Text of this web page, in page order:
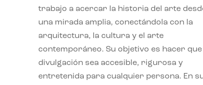
trabajo a acercar la historia del arte
una mirada amplia, conectándola con la
arquitectura, la cultura y el arte
contemporáneo. Su objetivo es hacer que
divulgación sea accesible, rigurosa y
entretenida para cualquier persona. En